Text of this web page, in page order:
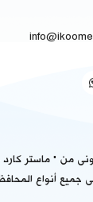
من " ماستر
جميع أنواع